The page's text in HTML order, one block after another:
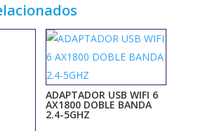
ADAPTADOR USB WIFI 6
AX1800 DOBLE BANDA
2.4-5GHZ